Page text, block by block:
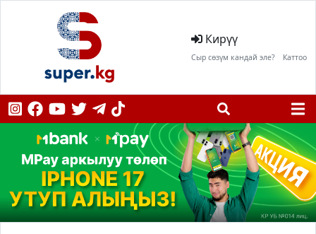
Кирүү
Сыр сөзүм кандай эле? Каттоо